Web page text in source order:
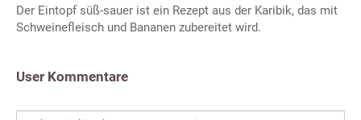
Der Eintopf süß-sauer ist ein Rezept aus der Karibik, das mit
Schweinefleisch und Bananen zubereitet wird.
User Kommentare